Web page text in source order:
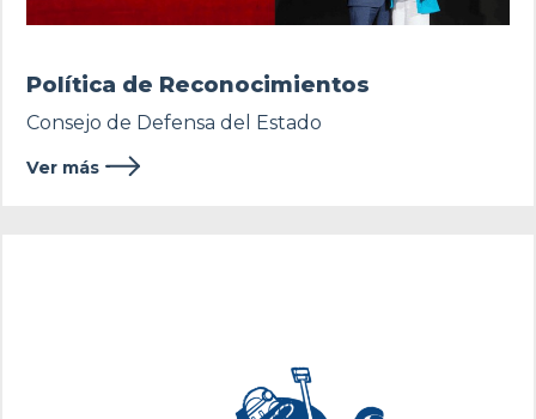
Política de Reconocimientos
Consejo de Defensa del Estado
Ver más